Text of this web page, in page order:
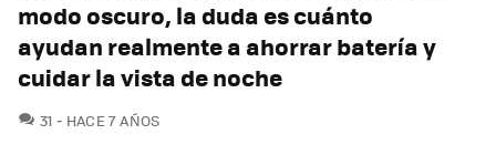
modo oscuro, la duda es cuánto
ayudan realmente a ahorrar batería y
cuidar la vista de noche
31 COMENTARIOS
HACE 7 AÑOS